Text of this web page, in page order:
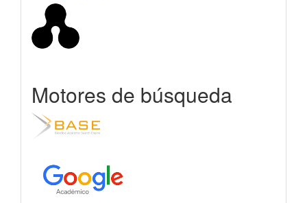
Motores de búsqueda